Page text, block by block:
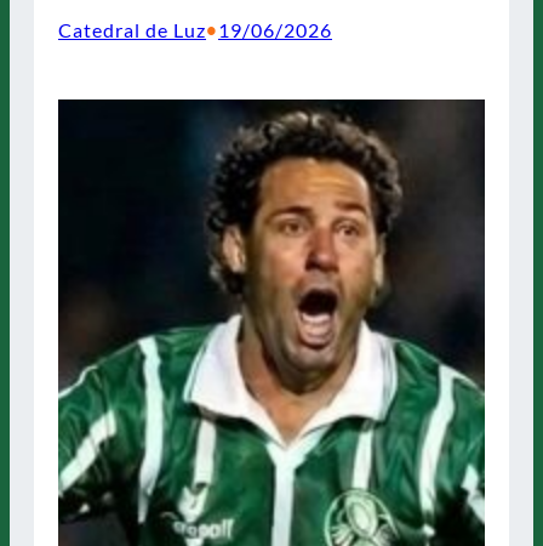
Catedral de Luz•19/06/2026